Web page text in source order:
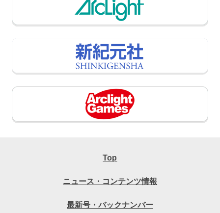
Top
ニュース・コンテンツ情報
最新号・バックナンバー